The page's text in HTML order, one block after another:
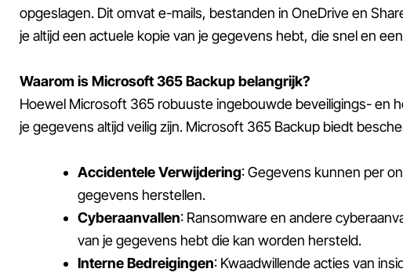
opgeslagen. Dit omvat e-mails, bestanden in OneDrive en
je altijd een actuele kopie van je gegevens hebt, die snel en
Waarom is Microsoft 365 Backup belangrijk?
Hoewel Microsoft 365 robuuste ingebouwde beveiligings- en
je gegevens altijd veilig zijn. Microsoft 365 Backup biedt
Accidentele Verwijdering: Gegevens kunnen per
gegevens herstellen.
Cyberaanvallen: Ransomware en andere
van je gegevens hebt die kan worden hersteld.
Interne Bedreigingen: Kwaadwillende acties van